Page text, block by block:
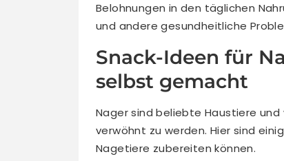
Belohnungen in den täglichen
und andere gesundheitliche
Snack-Ideen für
selbst gemacht
Nager sind beliebte Haustiere
verwöhnt zu werden. Hier sind
Nagetiere zubereiten können.